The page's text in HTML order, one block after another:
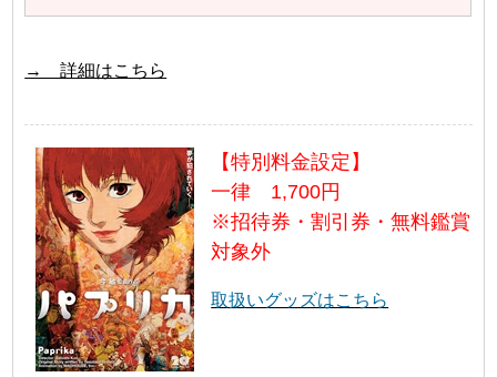
→ 詳細はこちら
【特別料金設定】
一律 1,700円
※招待券・割引券・無料鑑賞
対象外
取扱いグッズはこちら